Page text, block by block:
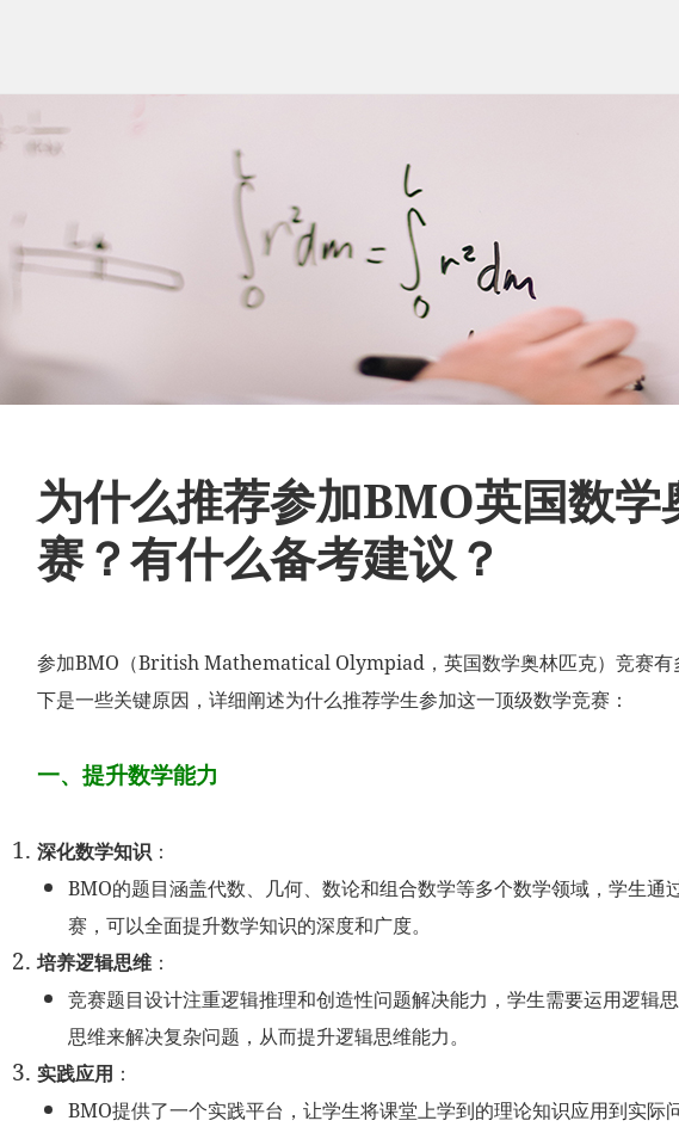
为什么推荐参加BMO英国数学
赛？有什么备考建议？
参加BMO（British Mathematical Olympiad，英国数学奥林匹克）竞赛有
下是一些关键原因，详细阐述为什么推荐学生参加这一顶级数学竞赛：
一、提升数学能力
深化数学知识 ：
BMO的题目涵盖代数、几何、数论和组合数学等多个数学领域，学生通
赛，可以全面提升数学知识的深度和广度。
培养逻辑思维 ：
竞赛题目设计注重逻辑推理和创造性问题解决能力，学生需要运用逻辑
思维来解决复杂问题，从而提升逻辑思维能力。
实践应用 ：
BMO提供了一个实践平台，让学生将课堂上学到的理论知识应用到实际